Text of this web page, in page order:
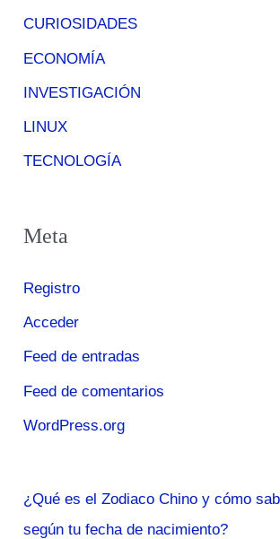
CURIOSIDADES
ECONOMÍA
INVESTIGACIÓN
LINUX
TECNOLOGÍA
Meta
Registro
Acceder
Feed de entradas
Feed de comentarios
WordPress.org
¿Qué es el Zodiaco Chino y cómo
según tu fecha de nacimiento?